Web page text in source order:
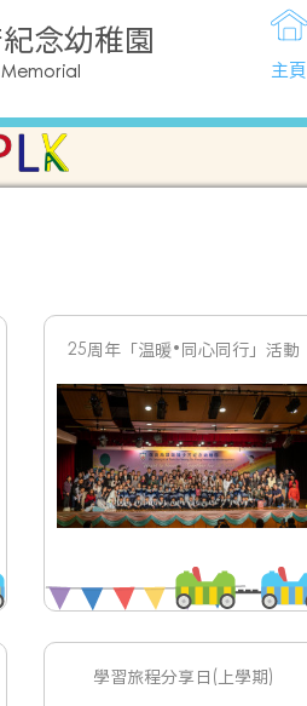
念幼稚園
主頁
25周年「温暖•同心同行」活動
學習旅程分享日(上學期)